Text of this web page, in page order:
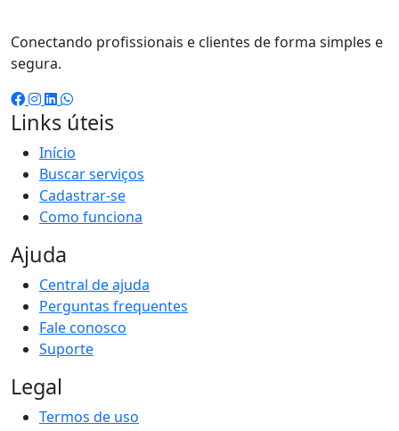
Conectando profissionais e clientes de forma simples e
segura.
Links úteis
Início
Buscar serviços
Cadastrar-se
Como funciona
Ajuda
Central de ajuda
Perguntas frequentes
Fale conosco
Suporte
Legal
Termos de uso